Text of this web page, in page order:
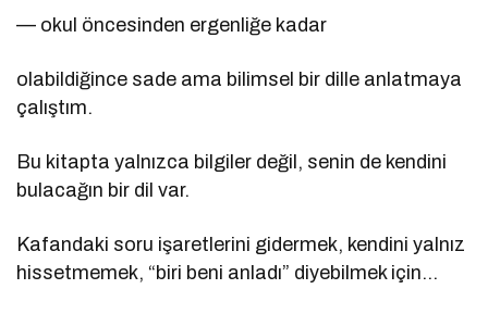
— okul öncesinden ergenliğe kadar
olabildiğince sade ama bilimsel bir dille anlatmaya
çalıştım.
Bu kitapta yalnızca bilgiler değil, senin de kendini
bulacağın bir dil var.
Kafandaki soru işaretlerini gidermek, kendini yalnız
hissetmemek, “biri beni anladı” diyebilmek için…